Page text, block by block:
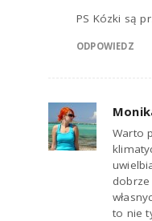
PS Kózki są
ODPOWIEDZ
Warto
dobrze
to nie